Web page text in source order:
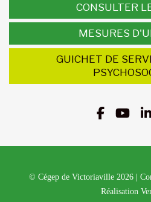
CONSULTER
MESURES
GUICHET DE
© Cégep de Victoriaville 2026 |
Réalisation